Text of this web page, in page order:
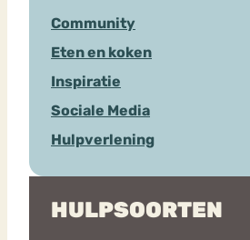
Community
Eten en koken
Inspiratie
Sociale Media
Hulpverlening
HULPSOORTEN